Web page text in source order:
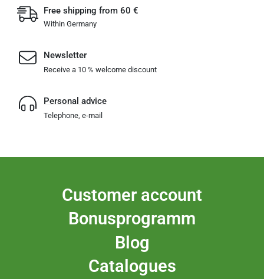
Free shipping from 60 €
Within Germany
Newsletter
Receive a 10 % welcome discount
Personal advice
Telephone, e-mail
Customer account
Bonusprogramm
Blog
Catalogues